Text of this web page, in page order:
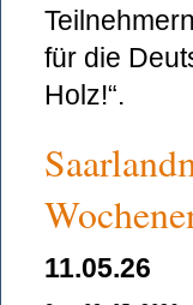
für die
Holz!“.
11.05.26